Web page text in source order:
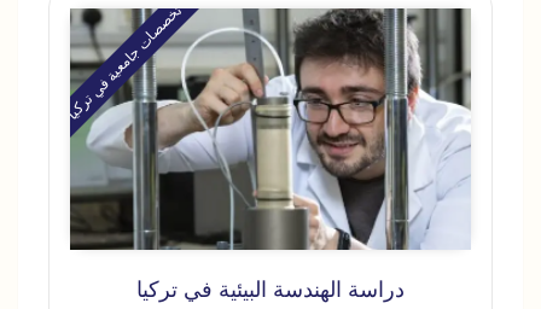
تخصصات جامعية في تركيا
دراسة الهندسة البيئية في تركيا